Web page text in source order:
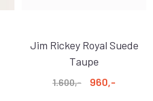
Jim Rickey Royal Suede
Taupe
1.600,- 960,-